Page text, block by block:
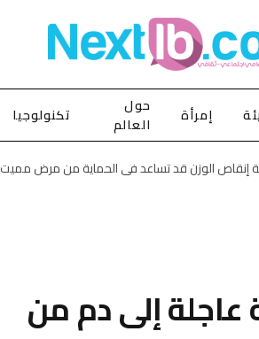
إمرأة
حول
العالم
تكنولوجيا
إنقاص الوزن قد تساعد في الحماية من مرض مميت
عاجلة إلى دم من